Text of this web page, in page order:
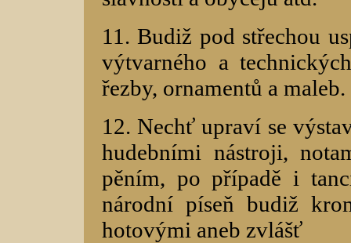
11. Budiž pod střechou
výtvarného a
řezby, ornamentů a maleb.
12. Nechť upraví se
hudebními nástroji,
pěním, po případě i
národní píseň budiž
hotovými aneb zvlášť